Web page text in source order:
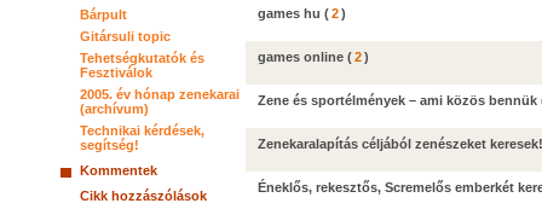
Bárpult
Gitársuli topic
Tehetségkutatók és
Fesztiválok
2005. év hónap zenekarai
(archívum)
Technikai kérdések,
segítség!
Kommentek
Cikk hozzászólások
games hu (2)
games online (2)
Zene és sportélmények – ami közös bennük
Zenekaralapítás céljából zenészeket keresek!
Éneklős, rekesztős, Scremelős emberkét